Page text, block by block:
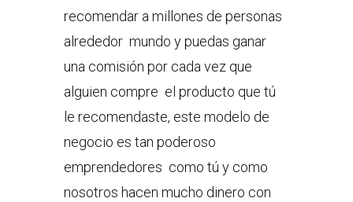
recomendar a millones de personas
alrededor mundo y puedas ganar
una comisión por cada vez que
alguien compre el producto que tú
le recomendaste, este modelo de
negocio es tan poderoso
emprendedores como tú y como
nosotros hacen mucho dinero con